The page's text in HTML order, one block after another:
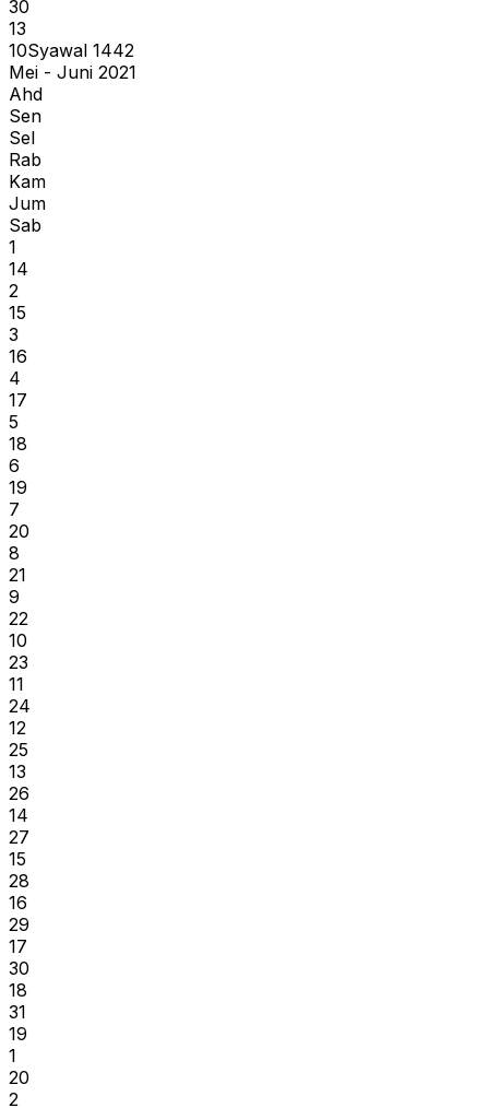
30
13
10Syawal 1442
Mei - Juni 2021
Ahd
Sen
Sel
Rab
Kam
Jum
Sab
1
14
2
15
3
16
4
17
5
18
6
19
7
20
8
21
9
22
10
23
11
24
12
25
13
26
14
27
15
28
16
29
17
30
18
31
19
1
20
2